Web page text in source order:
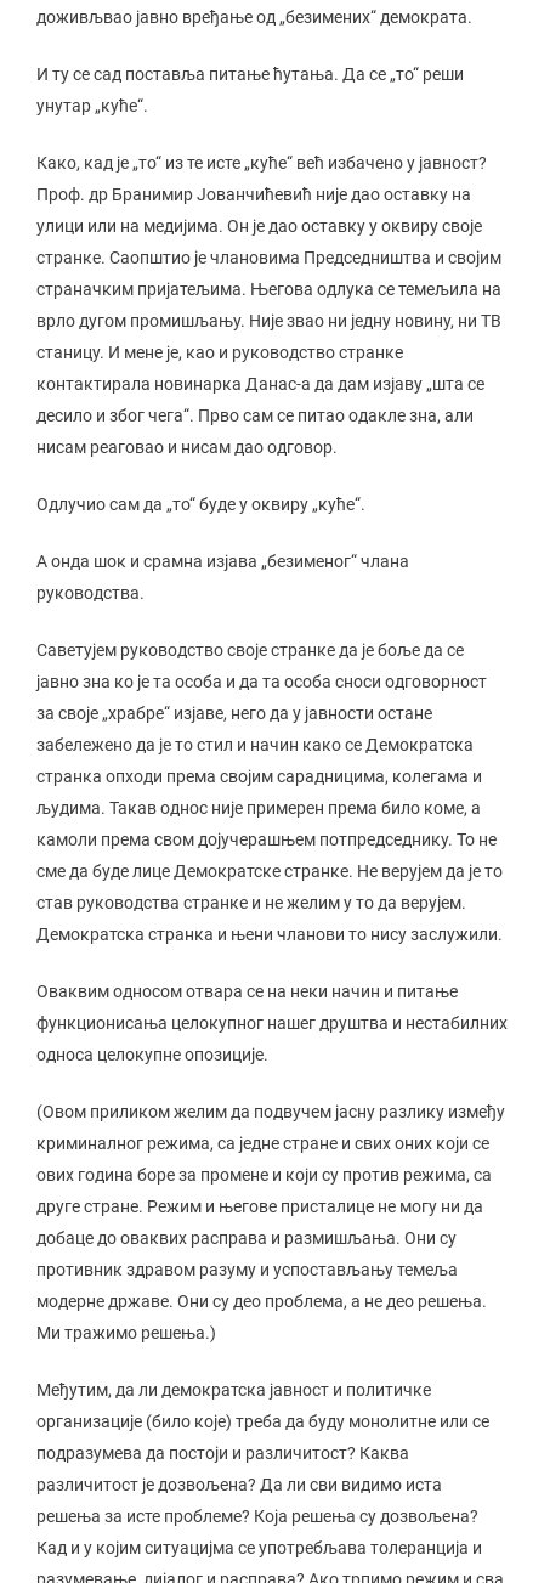
доживљвао јавно вређање од „безимених“ демократа.
И ту се сад поставља питање ћутања. Да се „то“ реши
унутар „куће“.
Како, кад је „то“ из те исте „куће“ већ избачено у јавност?
Проф. др Бранимир Јованчићевић није дао оставку на
улици или на медијима. Он је дао оставку у оквиру своје
странке. Саопштио је члановима Председништва и својим
страначким пријатељима. Његова одлука се темељила на
врло дугом промишљању. Није звао ни једну новину, ни ТВ
станицу. И мене је, као и руководство странке
контактирала новинарка Данас-а да дам изјаву „шта се
десило и због чега“. Прво сам се питао одакле зна, али
нисам реаговао и нисам дао одговор.
Одлучио сам да „то“ буде у оквиру „куће“.
А онда шок и срамна изјава „безименог“ члана
руководства.
Саветујем руководство своје странке да је боље да се
јавно зна ко је та особа и да та особа сноси одговорност
за своје „храбре“ изјаве, него да у јавности остане
забележено да је то стил и начин како се Демократска
странка опходи према својим сарадницима, колегама и
људима. Такав однос није примерен према било коме, а
камоли према свом дојучерашњем потпредседнику. То не
сме да буде лице Демократске странке. Не верујем да је то
став руководства странке и не желим у то да верујем.
Демократска странка и њени чланови то нису заслужили.
Оваквим односом отвара се на неки начин и питање
функционисања целокупног нашег друштва и нестабилних
односа целокупне опозиције.
(Овом приликом желим да подвучем јасну разлику између
криминалног режима, са једне стране и свих оних који се
ових година боре за промене и који су против режима, са
друге стране. Режим и његове присталице не могу ни да
добаце до оваквих расправа и размишљања. Они су
противник здравом разуму и успостављању темеља
модерне државе. Они су део проблема, а не део решења.
Ми тражимо решења.)
Међутим, да ли демократска јавност и политичке
организације (било које) треба да буду монолитне или се
подразумева да постоји и различитост? Каква
различитост је дозвољена? Да ли сви видимо иста
решења за исте проблеме? Која решења су дозвољена?
Кад и у којим ситуацијма се употребљава толеранција и